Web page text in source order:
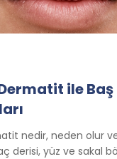
ile Baş
nedir, neden olur
derisi, yüz ve sakal